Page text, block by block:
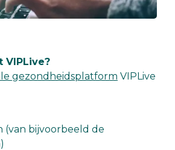
VIPLive?
gezondheidsplatform VIPLive
(van bijvoorbeeld de